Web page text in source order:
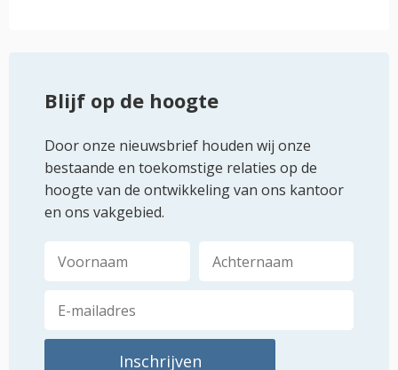
Blijf op de hoogte
Door onze nieuwsbrief houden wij onze
bestaande en toekomstige relaties op de
hoogte van de ontwikkeling van ons kantoor
en ons vakgebied.